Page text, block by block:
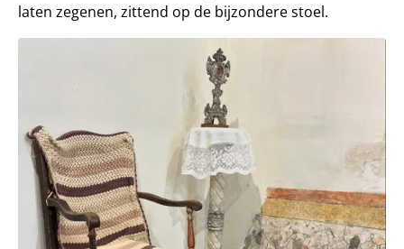
laten zegenen, zittend op de bijzondere stoel.